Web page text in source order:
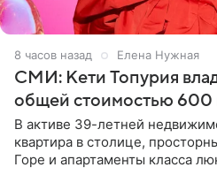
8 часов назад Елена Нужная
СМИ: Кети Топурия
общей стоимостью 600
В активе 39-летней
квартира в столице,
Горе и апартаменты класса